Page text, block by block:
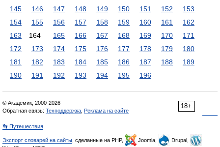
145
146 147 148 149 150 151 152
153
154
155 156 157 158 159 160 161
162
163
164 165 166 167 168 169 170
171
172
173 174 175 176 177 178 179
180
181
182 183 184 185 186 187 188
189
190
191 192 193 194 195 196
18+
© Академик, 2000-2026
Обратная связь: Техподдержка Реклама на сайте
👣 Путешествия
Экспорт словарей на сайты , сделанные на PHP, Joomla,
Drupal,